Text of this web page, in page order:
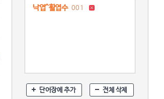
낙엽^활엽수 001
단어장에 추가 전체 삭제